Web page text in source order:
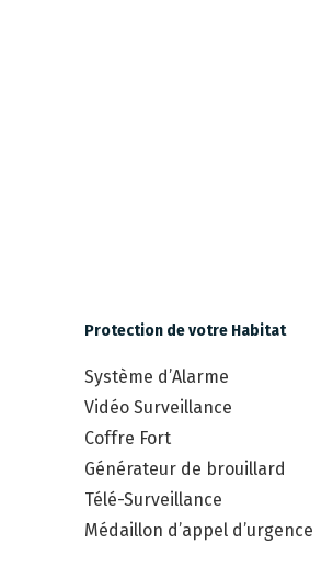
Protection de votre Habitat
Système d’Alarme
Vidéo Surveillance
Coffre Fort
Générateur de brouillard
Télé-Surveillance
Médaillon d’appel d’urgence